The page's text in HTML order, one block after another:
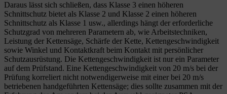
Daraus lässt sich schließen, dass Klasse 3 einen höheren
Schnittschutz bietet als Klasse 2 und Klasse 2 einen höheren
Schnittschutz als Klasse 1 usw., allerdings hängt der erforderliche
Schutzgrad von mehreren Parametern ab, wie Arbeitstechniken,
Leistung der Kettensäge, Schärfe der Kette, Kettengeschwindigkeit
sowie Winkel und Kontaktkraft beim Kontakt mit persönlicher
Schutzausrüstung. Die Kettengeschwindigkeit ist nur ein Parameter
auf dem Prüfstand. Eine Kettengeschwindigkeit von 20 m/s bei der
Prüfung korreliert nicht notwendigerweise mit einer bei 20 m/s
betriebenen handgeführten Kettensäge; dies sollte zusammen mit der